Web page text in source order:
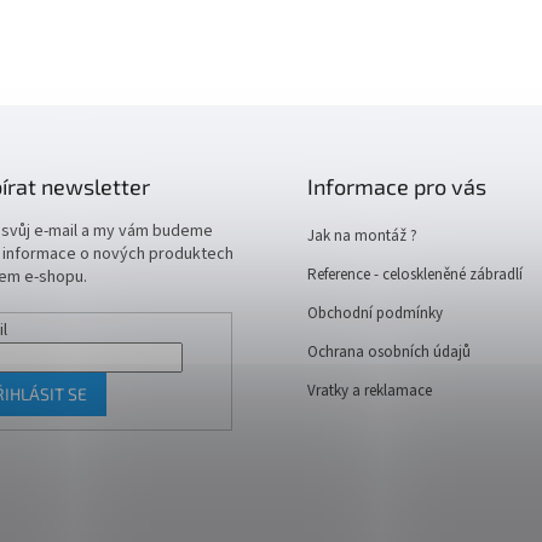
newsletter
e-mail a my vám budeme
o nových produktech
e-shopu.
SE
Informace pro vás
Jak na montáž ?
Reference - celoskleněné zábradlí
Obchodní podmínky
Ochrana osobních údajů
Vratky a reklamace